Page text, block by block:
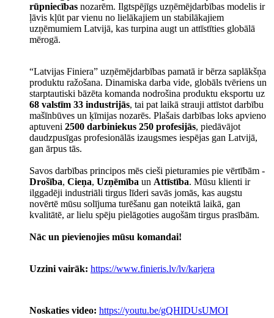
rūpniecības nozarēm. Ilgtspējīgs uzņēmējdarbības modelis ir
ļāvis kļūt par vienu no lielākajiem un stabilākajiem
uzņēmumiem Latvijā, kas turpina augt un attīstīties globālā
mērogā.
“Latvijas Finiera” uzņēmējdarbības pamatā ir bērza saplākšņa
produktu ražošana. Dinamiska darba vide, globāls tvēriens un
starptautiski bāzēta komanda nodrošina produktu eksportu uz
68 valstīm 33 industrijās, tai pat laikā strauji attīstot darbību
mašīnbūves un ķīmijas nozarēs. Plašais darbības loks apvieno
aptuveni 2500 darbiniekus 250 profesijās, piedāvājot
daudzpusīgas profesionālās izaugsmes iespējas gan Latvijā,
gan ārpus tās.
Savos darbības principos mēs cieši pieturamies pie vērtībām -
Drošība, Cieņa, Uzņēmība un Attīstība. Mūsu klienti ir
ilggadēji industriāli tirgus līderi savās jomās, kas augstu
novērtē mūsu solījuma turēšanu gan noteiktā laikā, gan
kvalitātē, ar lielu spēju pielāgoties augošām tirgus prasībām.
Nāc un pievienojies mūsu komandai!
Uzzini vairāk: https://www.finieris.lv/lv/karjera
Noskaties video: https://youtu.be/gQHIDUsUMOI